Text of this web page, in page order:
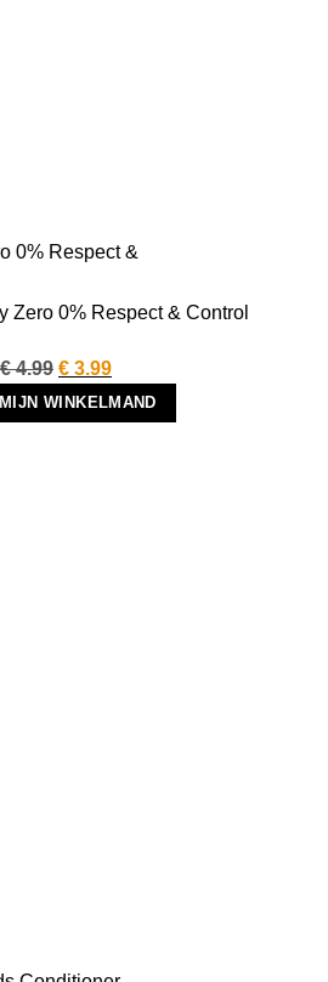
Zero 0% Respect & Control
€4.99 Oorspronkelijke
prijs
was:
€ 3.99Huidige
prijs
is:
WINKELMAND